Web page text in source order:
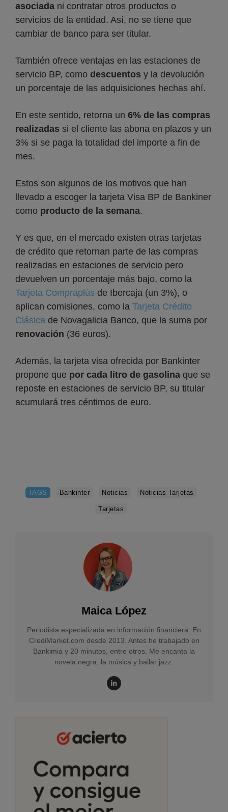
asociada ni contratar otros productos o
servicios de la entidad. Así, no se tiene que
cambiar de banco para ser titular.
También ofrece ventajas en las estaciones de
servicio BP, como descuentos y la devolución
un porcentaje de las adquisiciones hechas ahí.
En este sentido, retorna un 6% de las compras
realizadas si el cliente las abona en plazos y un
3% si se paga la totalidad del importe a fin de
mes.
Estos son algunos de los motivos que han
llevado a escoger la tarjeta Visa BP de Bankiner
como producto de la semana.
Y es que, en el mercado existen otras tarjetas
de crédito que retornan parte de las compras
realizadas en estaciones de servicio pero
devuelven un porcentaje más bajo, como la
Tarjeta Compraplús de Ibercaja (un 3%), o
aplican comisiones, como la Tarjeta Crédito
Clásica de Novagalicia Banco, que la suma por
renovación (36 euros).
Además, la tarjeta visa ofrecida por Bankinter
propone que por cada litro de gasolina que se
reposte en estaciones de servicio BP, su titular
acumulará tres céntimos de euro.
TAGS Bankinter Noticias Noticias Tarjetas
Tarjetas
Maica López
Periodista especializada en información financiera. En
CrediMarket.com desde 2013. Antes he trabajado en
Bankimia y 20 minutos, entre otros. Me encanta la
novela negra, la música y bailar jazz.